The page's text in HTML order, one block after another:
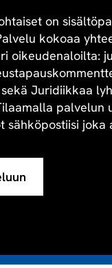
on
kokoaa
oikeudenaloilta:
Juridiikkaa
palvelun
sähköpostiisi joka